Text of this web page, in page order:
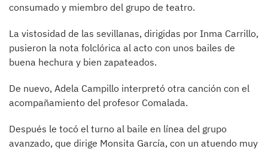
consumado y miembro del grupo de teatro.
La vistosidad de las sevillanas, dirigidas por Inma Carrillo,
pusieron la nota folclórica al acto con unos bailes de
buena hechura y bien zapateados.
De nuevo, Adela Campillo interpretó otra canción con el
acompañamiento del profesor Comalada.
Después le tocó el turno al baile en línea del grupo
avanzado, que dirige Monsita García, con un atuendo muy